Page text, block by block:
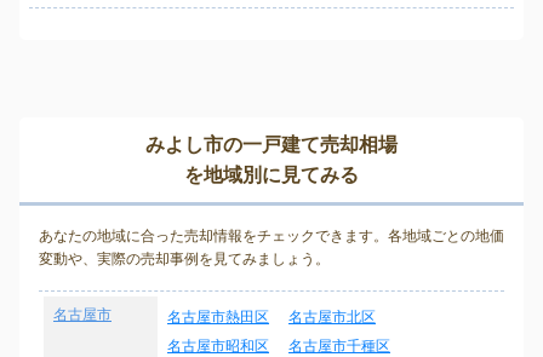
みよし市の一戸建て売却相場
を地域別に見てみる
あなたの地域に合った売却情報をチェックできます。各地域ごとの地価
変動や、実際の売却事例を見てみましょう。
名古屋市 名古屋市熱田区
名古屋市北区
名古屋市昭和区
名古屋市千種区